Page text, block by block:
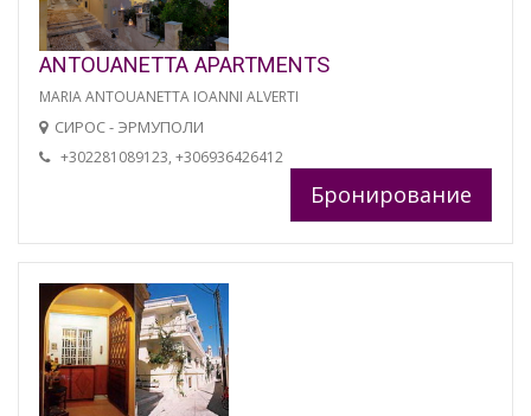
ANTOUANETTA APARTMENTS
MARIA ANTOUANETTA IOANNI ALVERTI
СИРОС - ЭРМУПОЛИ
+302281089123, +306936426412
Бронирование